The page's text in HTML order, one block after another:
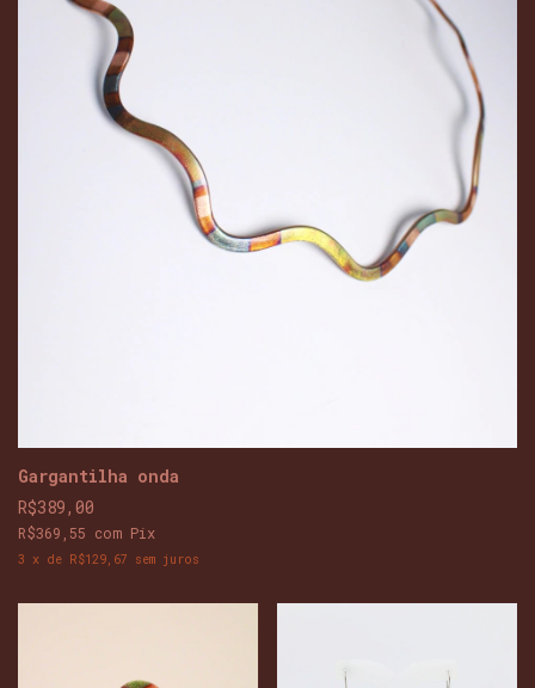
Gargantilha onda
R$389,00
R$369,55 com Pix
3 x de R$129,67 sem juros